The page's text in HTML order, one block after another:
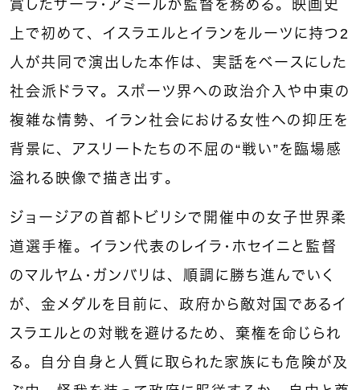
賞したザーラ・アミールが監督を務める。映画史
上で初めて、イスラエルとイランをルーツに持つ2
人が共同で演出した本作は、実話をベースにした
社会派ドラマ。スポーツ界への政治介入や中東の
複雑な情勢、イラン社会における女性への抑圧を
背景に、アスリートたちの不屈の“戦い”を臨場感
溢れる映像で描き出す。
ジョージアの首都トビリシで開催中の女子世界柔
道選手権。イラン代表のレイラ・ホセイニと監督
のマルヤム・ガンバリは、順調に勝ち進んでいく
が、金メダルを目前に、政府から敵対国であるイ
スラエルとの対戦を避けるため、棄権を命じられ
る。自分自身と人質に取られた家族にも危険が及